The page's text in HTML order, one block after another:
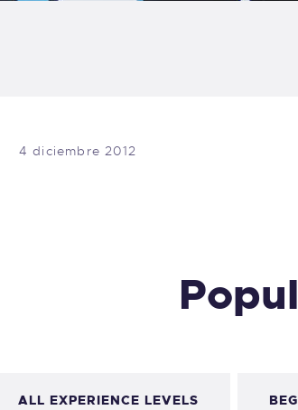
4 diciembre 2012
ALL EXPERIENCE LEVELS